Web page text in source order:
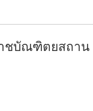
ชบัณฑิตยสถาน